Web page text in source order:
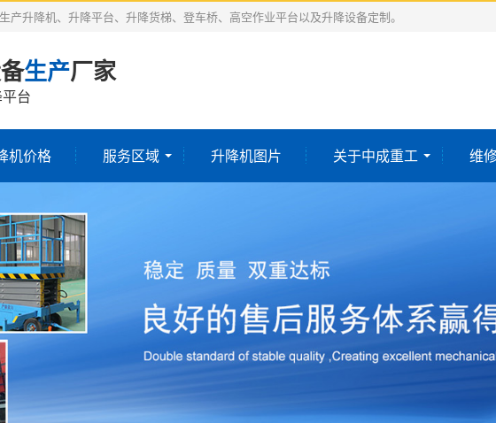
升降机、升降平台、升降货梯、登车桥、高空作业平台以及升降设备定制。
生产厂家
台
机价格 服务区域 升降机图片 关于中成重工 维